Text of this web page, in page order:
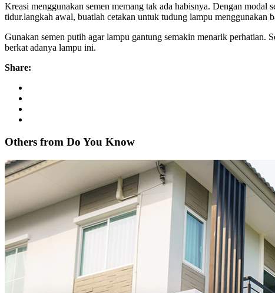
Kreasi menggunakan semen memang tak ada habisnya. Dengan modal
tidur.langkah awal, buatlah cetakan untuk tudung lampu menggunakan
Gunakan semen putih agar lampu gantung semakin menarik perhatian.
berkat adanya lampu ini.
Share:
Others from Do You Know